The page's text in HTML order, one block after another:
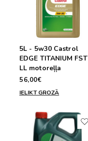
5L - 5w30 Castrol
EDGE TITANIUM FST
LL motoreļļa
56,00€
IELIKT GROZĀ